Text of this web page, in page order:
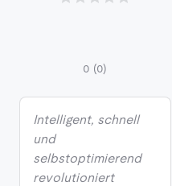
0 (0)
Intelligent, schnell
und
selbstoptimierend
revolutioniert